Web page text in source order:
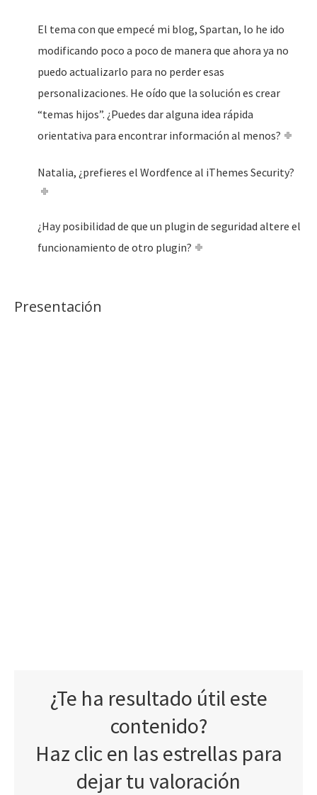
El tema con que empecé mi blog, Spartan, lo he ido
modificando poco a poco de manera que ahora ya no
puedo actualizarlo para no perder esas
personalizaciones. He oído que la solución es crear
“temas hijos”. ¿Puedes dar alguna idea rápida
orientativa para encontrar información al menos?
Natalia, ¿prefieres el Wordfence al iThemes Security?
¿Hay posibilidad de que un plugin de seguridad altere el
funcionamiento de otro plugin?
Presentación
¿Te ha resultado útil este
contenido?
Haz clic en las estrellas para
dejar tu valoración